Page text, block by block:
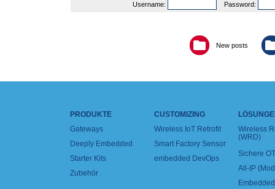
Username: Password:
New posts
PRODUKTE
Gateways
Deeply Embedded
Starter Kits
Zubehör
CUSTOMIZING
Wireless IoT Retrofit
Smart Factory Sensor
embedded DevOps
Wireless
(WRD)
Sichere
All-IP